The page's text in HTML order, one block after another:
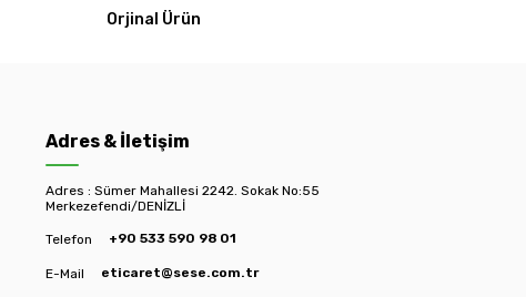
Orjinal Ürün
Adres & İletişim
Adres : Sümer Mahallesi 2242. Sokak No:55
Merkezefendi/DENİZLİ
Telefon +90 533 590 98 01
E-Mail eticaret@sese.com.tr